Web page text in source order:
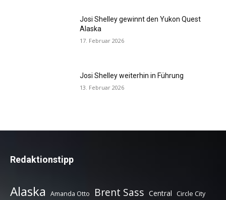
Josi Shelley gewinnt den Yukon Quest
Alaska
17. Februar 2026
Josi Shelley weiterhin in Führung
13. Februar 2026
Redaktionstipp
Alaska Amanda Otto Brent Sass Central Circle City